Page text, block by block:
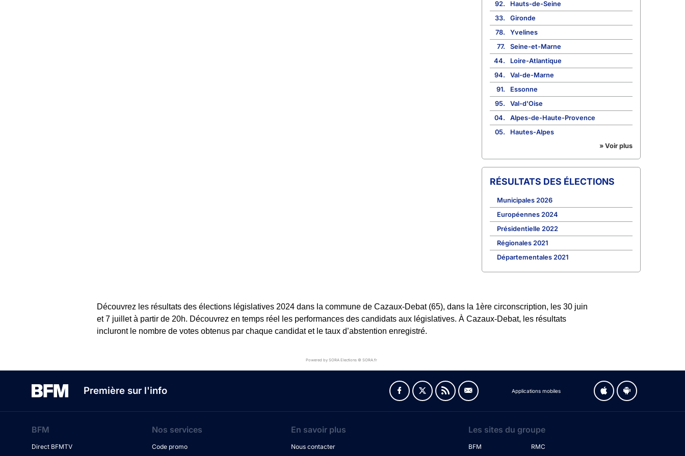
92.
Hauts-de-Seine
33.
Gironde
78.
Yvelines
77.
Seine-et-Marne
44.
Loire-Atlantique
94.
Val-de-Marne
91.
Essonne
95.
Val-d'Oise
04.
Alpes-de-Haute-Provence
05.
Hautes-Alpes
» Voir plus
RÉSULTATS DES ÉLECTIONS
Municipales 2026
Européennes 2024
Présidentielle 2022
Régionales 2021
Départementales 2021
Découvrez les résultats des élections législatives 2024 dans la commune de Cazaux-Debat (65), dans la 1ère circonscription, les 30 juin
et 7 juillet à partir de 20h. Découvrez en temps réel les performances des candidats aux législatives. À Cazaux-Debat, les résultats
incluront le nombre de votes obtenus par chaque candidat et le taux d’abstention enregistré.
Powered by SORA Elections © SORA.fr
Première sur l'info Applications mobiles
BFM
Direct BFMTV
Nos services
Code promo
En savoir plus
Nous contacter
Les sites du groupe
BFM RMC